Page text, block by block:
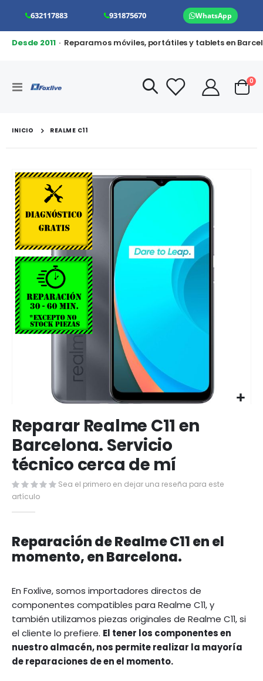
632117883 931875670 WhatsApp
Desde 2011· Reparamos móviles, portátiles y tablets en
Toggle
Cart
0
INICIO REALME C11
Saltar
al
final
de
la
galería
de
imágenes
al
comienzo
de
la
galería
de
imágenes
Reparar Realme C11 en
Barcelona. Servicio
técnico cerca de mí
Sea el primero en dejar una reseña para este
artículo
Reparación de Realme C11 en el
momento, en Barcelona.
En Foxlive, somos importadores directos de
componentes compatibles para Realme C11, y
también utilizamos piezas originales de Realme C11, si
el cliente lo prefiere. El tener los componentes en
nuestro almacén, nos permite realizar la mayoría
de reparaciones de en el momento.